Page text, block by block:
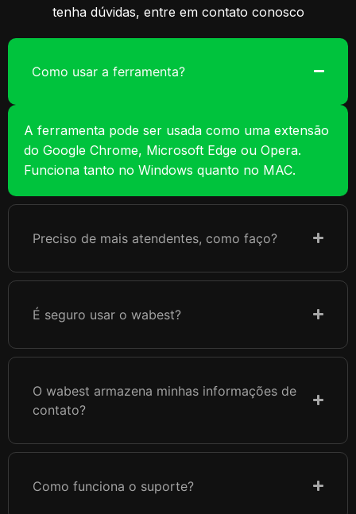
tenha dúvidas, entre em contato conosco
Como usar a ferramenta?
A ferramenta pode ser usada como uma extensão
do Google Chrome, Microsoft Edge ou Opera.
Funciona tanto no Windows quanto no MAC.
Preciso de mais atendentes, como faço?
É seguro usar o wabest?
O wabest armazena minhas informações de
contato?
Como funciona o suporte?